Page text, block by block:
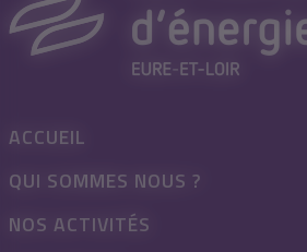
ACCUEIL
QUI SOMMES NOUS ?
NOS ACTIVITÉS